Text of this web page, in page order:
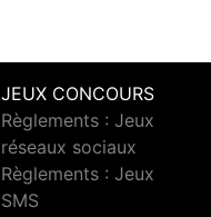
JEUX CONCOURS
Règlements : Jeux
réseaux sociaux
Règlements : Jeux
SMS